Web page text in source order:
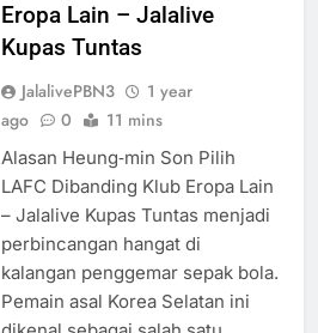
Eropa Lain – Jalalive
Kupas Tuntas
JalalivePBN3
1 year
ago
0 11 mins
Alasan Heung‑min Son Pilih
LAFC Dibanding Klub Eropa Lain
– Jalalive Kupas Tuntas menjadi
perbincangan hangat di
kalangan penggemar sepak bola.
Pemain asal Korea Selatan ini